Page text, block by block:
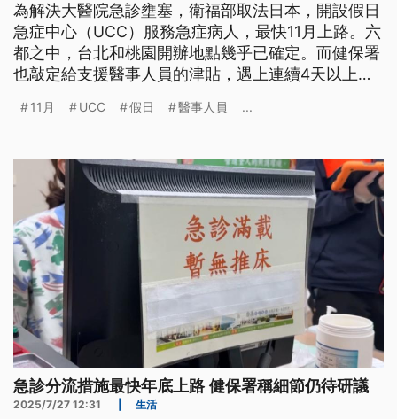
為解決大醫院急診壅塞，衛福部取法日本，開設假日
急症中心（UCC）服務急症病人，最快11月上路。六
都之中，台北和桃園開辦地點幾乎已確定。而健保署
也敲定給支援醫事人員的津貼，遇上連續4天以上的
診低，細節待研議。
11月 UCC 假日 醫事人員 ...
急診分流措施最快年底上路 健保署稱細節仍待研議
2025/7/27 12:31 生活